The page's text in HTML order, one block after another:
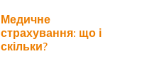
Медичне
страхування: що і
скільки?